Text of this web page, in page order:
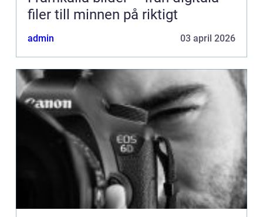
filer till minnen på riktigt
admin 03 april 2026